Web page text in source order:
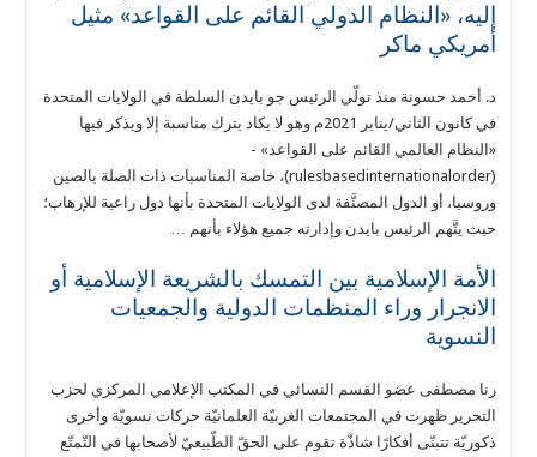
إليه، «النظام الدولي القائم على القواعد» مثيل
أمريكي ماكر
د. أحمد حسونة منذ تولّي الرئيس جو بايدن السلطة في الولايات المتحدة
في كانون الثاني/يناير 2021م وهو لا يكاد يترك مناسبة إلا ويذكر فيها
«النظام العالمي القائم على القواعد» -
(rulesbasedinternationalorder)، خاصة المناسبات ذات الصلة بالصين
وروسيا، أو الدول المصنَّفة لدى الولايات المتحدة بأنها دول راعية للإرهاب؛
حيث يتَّهم الرئيس بايدن وإدارته جميع هؤلاء بأنهم …
الأمة الإسلامية بين التمسك بالشريعة الإسلامية أو
الانجرار وراء المنظمات الدولية والجمعيات
النسوية
رنا مصطفى عضو القسم النسائي في المكتب الإعلامي المركزي لحزب
التحرير ظهرت في المجتمعات الغربيّة العلمانيّة حركات نسويّة وأخرى
ذكوريّة تتبنّى أفكارًا شاذّة تقوم على الحقّ الطّبيعيّ لأصحابها في التّمتّع